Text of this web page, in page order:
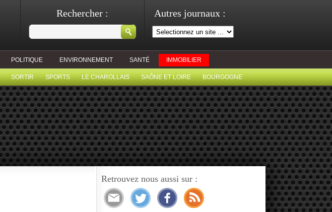
Autres journaux :
Rechercher :
POLITIQUE ENVIRONNEMENT SANTÉ IMMOBILIER
SORTIR SPORTS LE CHAROLLAIS SAÔNE ET LOIRE BOURGOGNE
Retrouvez nous aussi sur :